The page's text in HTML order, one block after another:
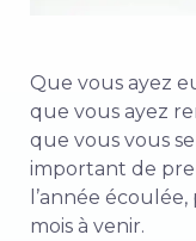
Que vous ayez
que vous ayez
que vous vous
important de
l’année
mois à venir.